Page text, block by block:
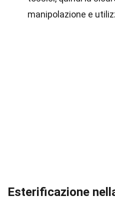
manipolazione e
Esterificazione